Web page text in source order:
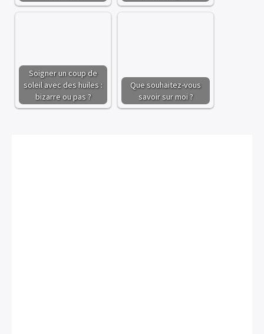
Soigner un coup de
soleil avec des huiles :
bizarre ou pas ?
Que souhaitez-vous
savoir sur moi ?